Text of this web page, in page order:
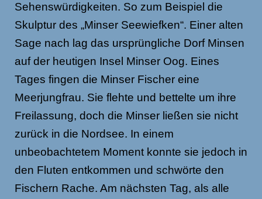
Sehenswürdigkeiten. So zum Beispiel die
Skulptur des „Minser Seewiefken“. Einer alten
Sage nach lag das ursprüngliche Dorf Minsen
auf der heutigen Insel Minser Oog. Eines
Tages fingen die Minser Fischer eine
Meerjungfrau. Sie flehte und bettelte um ihre
Freilassung, doch die Minser ließen sie nicht
zurück in die Nordsee. In einem
unbeobachtetem Moment konnte sie jedoch in
den Fluten entkommen und schwörte den
Fischern Rache. Am nächsten Tag, als alle